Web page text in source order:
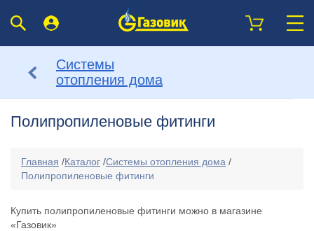
Системы
отопления дома
Полипропиленовые фитинги
Главная /Каталог /Системы отопления дома /
Полипропиленовые фитинги
Купить полипропиленовые фитинги можно в магазине
«Газовик»